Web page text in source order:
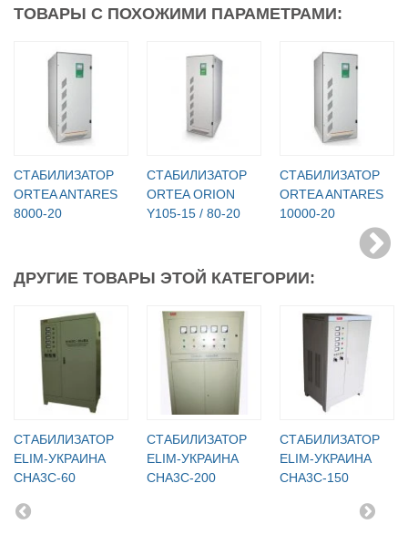
ТОВАРЫ С ПОХОЖИМИ ПАРАМЕТРАМИ:
СТАБИЛИЗАТОР
ORTEA ANTARES
8000-20
СТАБИЛИЗАТОР
ORTEA ORION
Y105-15 / 80-20
СТАБИЛИЗАТОР
ORTEA ANTARES
10000-20
ДРУГИЕ ТОВАРЫ ЭТОЙ КАТЕГОРИИ:
СТАБИЛИЗАТОР
ELIM-УКРАИНА
СНА3С-60
СТАБИЛИЗАТОР
ELIM-УКРАИНА
СНА3С-200
СТАБИЛИЗАТОР
ELIM-УКРАИНА
СНА3С-150